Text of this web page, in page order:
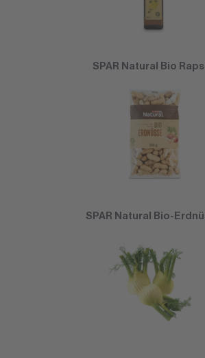
SPAR Natural Bio
SPAR Natural Bio-